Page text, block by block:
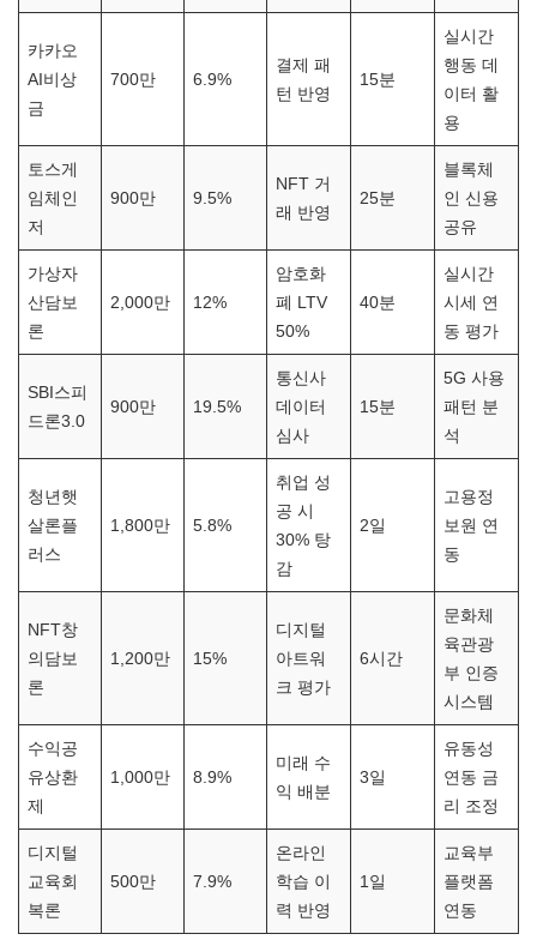
카카오
AI비상
금
700만 6.9%
결제 패
턴 반영
15분
실시간
행동 데
이터 활
용
토스게
임체인
저
900만 9.5%
NFT 거
래 반영
25분
블록체
인 신용
공유
가상자
산담보
론
2,000만 12%
암호화
폐 LTV
50%
40분
실시간
시세 연
동 평가
SBI스피
드론3.0
900만 19.5%
통신사
데이터
심사
15분
5G 사용
패턴 분
석
청년햇
살론플
러스
1,800만 5.8%
취업 성
공 시
30% 탕
감
2일
고용정
보원 연
동
NFT창
의담보
론
1,200만 15%
디지털
아트워
크 평가
6시간
문화체
육관광
부 인증
시스템
수익공
유상환
제
1,000만 8.9%
미래 수
익 배분
3일
유동성
연동 금
리 조정
디지털
교육회
복론
500만 7.9%
온라인
학습 이
력 반영
1일
교육부
플랫폼
연동